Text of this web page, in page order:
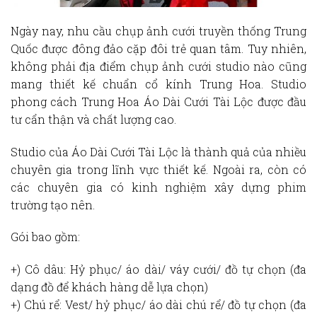
Ngày nay, nhu cầu chụp ảnh cưới truyền thống Trung
Quốc được đông đảo cặp đôi trẻ quan tâm. Tuy nhiên,
không phải địa điểm chụp ảnh cưới studio nào cũng
mang thiết kế chuẩn cổ kính Trung Hoa. Studio
phong cách Trung Hoa Áo Dài Cưới Tài Lộc được đầu
tư cẩn thận và chất lượng cao.
Studio của Áo Dài Cưới Tài Lộc là thành quả của nhiều
chuyên gia trong lĩnh vực thiết kế. Ngoài ra, còn có
các chuyên gia có kinh nghiệm xây dựng phim
trường tạo nên.
Gói bao gồm:
+) Cô dâu: Hỷ phục/ áo dài/ váy cưới/ đồ tự chọn (đa
dạng đồ để khách hàng dễ lựa chọn)
+) Chú rể: Vest/ hỷ phục/ áo dài chú rể/ đồ tự chọn (đa